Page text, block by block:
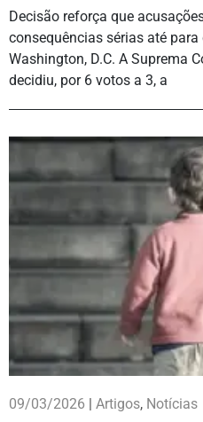
Decisão reforça que
consequências sérias até
Washington, D.C. A Suprema
decidiu, por 6 votos a 3, a
09/03/2026 | Artigos, Notícias